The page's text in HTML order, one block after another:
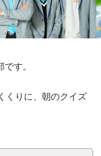
す。
くりに、朝のクイズ